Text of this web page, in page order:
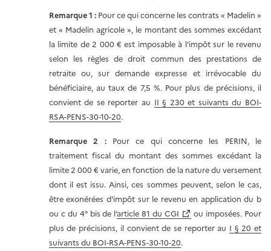
Remarque 1 :Pour ce qui concerne les contrats « Madelin »
et « Madelin agricole », le montant des sommes excédant
la limite de 2 000 € est imposable à l’impôt sur le revenu
selon les règles de droit commun des prestations de
retraite ou, sur demande expresse et irrévocable du
bénéficiaire, au taux de 7,5 %. Pour plus de précisions, il
convient de se reporter au II § 230 et suivants du BOI-
RSA-PENS-30-10-20.
Remarque 2 :Pour ce qui concerne les PERIN, le
traitement fiscal du montant des sommes excédant la
limite 2 000 € varie, en fonction de la nature du versement
dont il est issu. Ainsi, ces sommes peuvent, selon le cas,
être exonérées d’impôt sur le revenu en application du b
ou c du 4° bis de l’article 81 du CGI
ou imposées. Pour
plus de précisions, il convient de se reporter au I § 20 et
suivants du BOI-RSA-PENS-30-10-20.